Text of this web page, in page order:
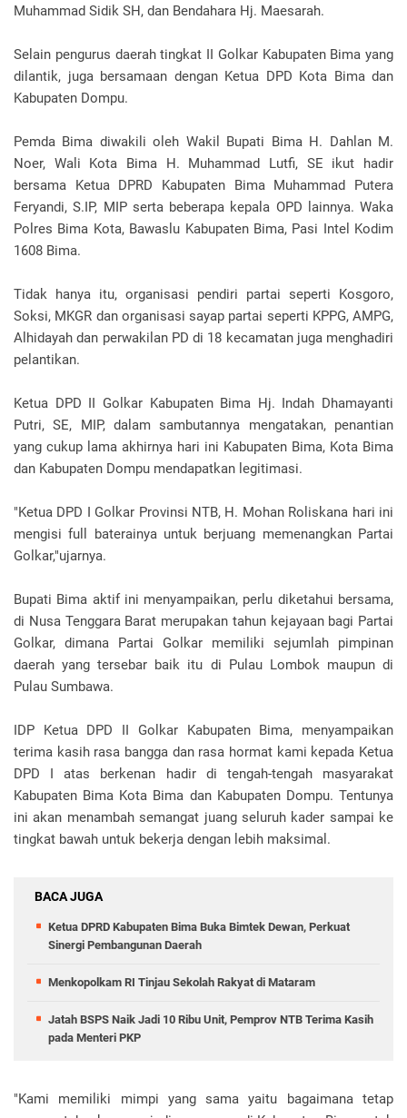
Muhammad Sidik SH, dan Bendahara Hj. Maesarah.
Selain pengurus daerah tingkat II Golkar Kabupaten Bima yang
dilantik, juga bersamaan dengan Ketua DPD Kota Bima dan
Kabupaten Dompu.
Pemda Bima diwakili oleh Wakil Bupati Bima H. Dahlan M.
Noer, Wali Kota Bima H. Muhammad Lutfi, SE ikut hadir
bersama Ketua DPRD Kabupaten Bima Muhammad Putera
Feryandi, S.IP, MIP serta beberapa kepala OPD lainnya. Waka
Polres Bima Kota, Bawaslu Kabupaten Bima, Pasi Intel Kodim
1608 Bima.
Tidak hanya itu, organisasi pendiri partai seperti Kosgoro,
Soksi, MKGR dan organisasi sayap partai seperti KPPG, AMPG,
Alhidayah dan perwakilan PD di 18 kecamatan juga menghadiri
pelantikan.
Ketua DPD II Golkar Kabupaten Bima Hj. Indah Dhamayanti
Putri, SE, MIP, dalam sambutannya mengatakan, penantian
yang cukup lama akhirnya hari ini Kabupaten Bima, Kota Bima
dan Kabupaten Dompu mendapatkan legitimasi.
"Ketua DPD I Golkar Provinsi NTB, H. Mohan Roliskana hari ini
mengisi full baterainya untuk berjuang memenangkan Partai
Golkar,"ujarnya.
Bupati Bima aktif ini menyampaikan, perlu diketahui bersama,
di Nusa Tenggara Barat merupakan tahun kejayaan bagi Partai
Golkar, dimana Partai Golkar memiliki sejumlah pimpinan
daerah yang tersebar baik itu di Pulau Lombok maupun di
Pulau Sumbawa.
IDP Ketua DPD II Golkar Kabupaten Bima, menyampaikan
terima kasih rasa bangga dan rasa hormat kami kepada Ketua
DPD I atas berkenan hadir di tengah-tengah masyarakat
Kabupaten Bima Kota Bima dan Kabupaten Dompu. Tentunya
ini akan menambah semangat juang seluruh kader sampai ke
tingkat bawah untuk bekerja dengan lebih maksimal.
BACA JUGA
Ketua DPRD Kabupaten Bima Buka Bimtek Dewan, Perkuat
Sinergi Pembangunan Daerah
Menkopolkam RI Tinjau Sekolah Rakyat di Mataram
Jatah BSPS Naik Jadi 10 Ribu Unit, Pemprov NTB Terima Kasih
pada Menteri PKP
"Kami memiliki mimpi yang sama yaitu bagaimana tetap